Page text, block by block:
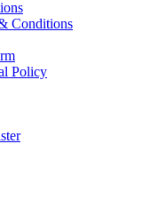
Conditions
Policy